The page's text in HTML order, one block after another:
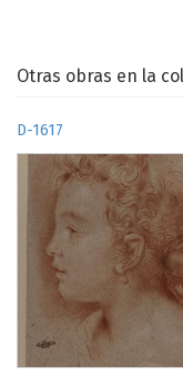
Otras obras en la
D-1617